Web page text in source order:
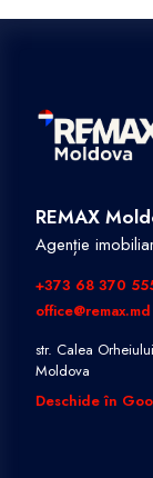
REMAX
Agenție
+373 68 370
office@remax.md
str. Calea
Moldova
Deschide în